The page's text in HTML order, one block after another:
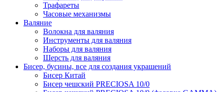
Трафареты
Часовые механизмы
Валяние
Волокна для валяния
Инструменты для валяния
Наборы для валяния
Шерсть для валяния
Бисер, бусины, все для создания украшений
Бисер Китай
Бисер чешский PRECIOSA 10/0